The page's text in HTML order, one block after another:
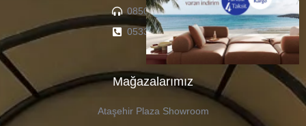
0850 307 04 22
0533 336 71 13
Mağazalarımız
Ataşehir Plaza Showroom